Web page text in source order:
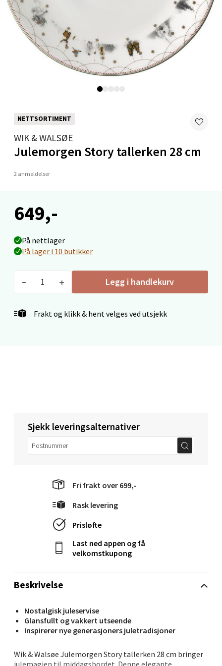
NETTSORTIMENT
WIK & WALSØE
Julemorgen Story tallerken 28 cm
2 anmeldelser
649,-
På nettlager
På lager i 10 butikker
Legg i handlekurv
Frakt og klikk & hent velges ved utsjekk
Beskrivelse
Nostalgisk juleservise
Glansfullt og vakkert utseende
Inspirerer nye generasjoners juletradisjoner
Wik & Walsøe Julemorgen Story tallerken 28 cm bringer
julemagien til middagsbordet. Denne elegante
Sjekk leveringsalternativer
Fri frakt over 699,-
Rask levering
Prisløfte
Last ned appen og få
velkomstkupong
0 i butikk
Velg
Åpent i dag 09-19
Velg
Ålesund - Thon Senter Moa
Åpent i dag 10-20
4 i butikk
Bolagsgata 1, 8514 Narvik
0 i butikk
Bergen - Oasen Senter
Folke Bernadottes vei 52, 5147 Fyllingsdalen
Åpent i dag 10-21